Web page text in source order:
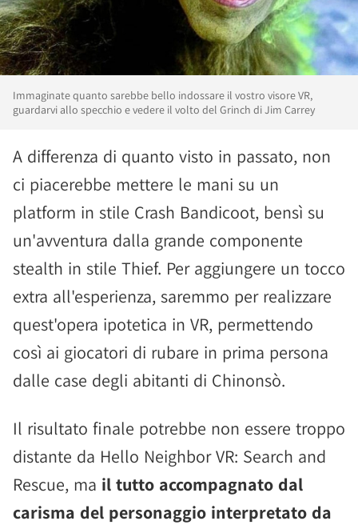
Immaginate quanto sarebbe bello indossare il vostro visore VR,
guardarvi allo specchio e vedere il volto del Grinch di Jim Carrey
A differenza di quanto visto in passato, non
ci piacerebbe mettere le mani su un
platform in stile Crash Bandicoot, bensì su
un'avventura dalla grande componente
stealth in stile Thief. Per aggiungere un tocco
extra all'esperienza, saremmo per realizzare
quest'opera ipotetica in VR, permettendo
così ai giocatori di rubare in prima persona
dalle case degli abitanti di Chinonsò.
Il risultato finale potrebbe non essere troppo
distante da Hello Neighbor VR: Search and
Rescue, ma il tutto accompagnato dal
carisma del personaggio interpretato da